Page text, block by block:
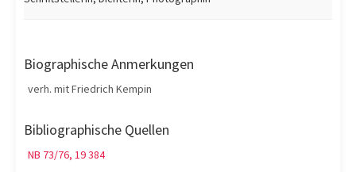
Biographische Anmerkungen
verh. mit Friedrich Kempin
Bibliographische Quellen
NB 73/76, 19 384